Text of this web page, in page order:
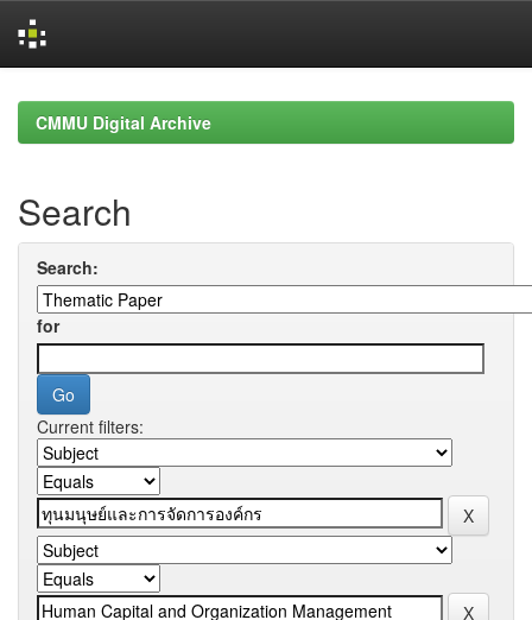
navigationCMMU Digital Archive
Search
Search:
for
Current filters: